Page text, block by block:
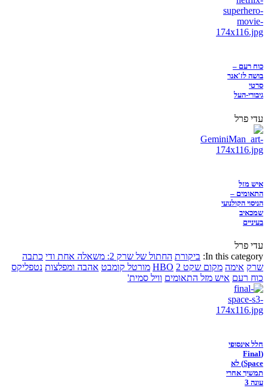
כוח רעם –
בושה לז'אנר
סרטי
גיבורי-העל
עדי פרל
איש מזל
התאומים –
הניסוי הקולנועי
שמכאיב
בעיניים
עדי פרל
In this category: ביקורת החתול של שרק 2: משאלה אחת ודי
כתבה
שרק אימה מקום שקט 2 HBO מורטל קומבט אהבה ומפלצות נטפליקס
כוח רעם איש מזל התאומים וויל סמית'
חלל אינסופי
(Final
Space) לא
תמשיך אחרי
עונה 3